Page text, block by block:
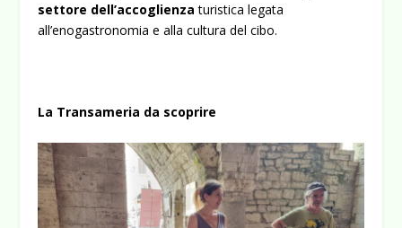
settore dell’accoglienza turistica legata
all’enogastronomia e alla cultura del cibo.
La Transameria da scoprire